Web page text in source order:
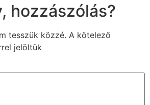
hozzászólás?
tesszük közzé. A kötelező
jelöltük